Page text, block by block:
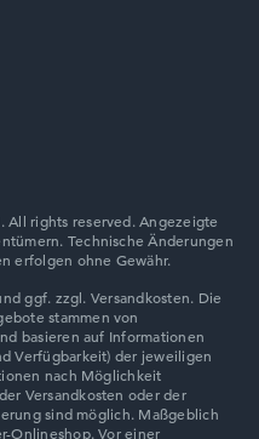
rights reserved. Angezeigte
Technische Änderungen
erfolgen ohne Gewähr.